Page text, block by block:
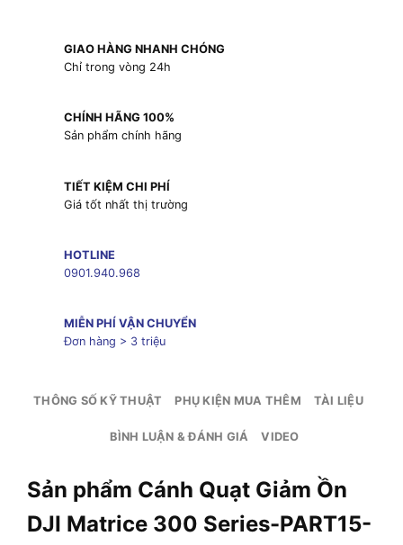
GIAO HÀNG NHANH CHÓNG
Chỉ trong vòng 24h
CHÍNH HÃNG 100%
Sản phẩm chính hãng
TIẾT KIỆM CHI PHÍ
Giá tốt nhất thị trường
HOTLINE
0901.940.968
MIỄN PHÍ VẬN CHUYỂN
Đơn hàng > 3 triệu
THÔNG SỐ KỸ THUẬT PHỤ KIỆN MUA THÊM TÀI LIỆU
BÌNH LUẬN & ĐÁNH GIÁ VIDEO
Sản phẩm Cánh Quạt Giảm Ồn
DJI Matrice 300 Series-PART15-